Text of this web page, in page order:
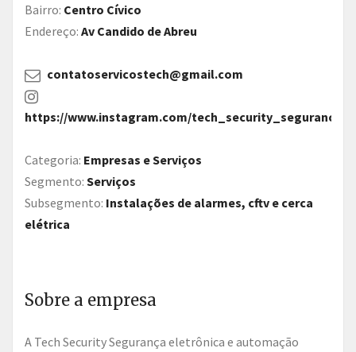
Bairro: Centro Cívico
Endereço: Av Candido de Abreu
contatoservicostech@gmail.com
https://www.instagram.com/tech_security_seguranca/
Categoria: Empresas e Serviços
Segmento: Serviços
Subsegmento: Instalações de alarmes, cftv e cerca
elétrica
Sobre a empresa
A Tech Security Segurança eletrônica e automação